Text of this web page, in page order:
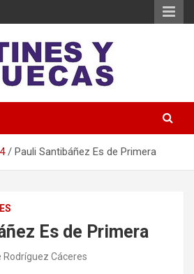
Pauli Santibáñez Es de Primera
Es de Primera
Rodríguez Cáceres